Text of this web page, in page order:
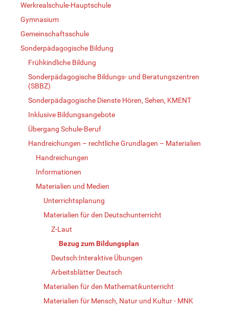
Werkrealschule-Hauptschule
Gymnasium
Gemeinschaftsschule
Sonderpädagogische Bildung
Frühkindliche Bildung
Sonderpädagogische Bildungs- und Beratungszentren
(SBBZ)
Sonderpädagogische Dienste Hören, Sehen, KMENT
Inklusive Bildungsangebote
Übergang Schule-Beruf
Handreichungen – rechtliche Grundlagen – Materialien
Handreichungen
Informationen
Materialien und Medien
Unterrichtsplanung
Materialien für den Deutschunterricht
Z-Laut
Bezug zum Bildungsplan
Deutsch:Interaktive Übungen
Arbeitsblätter Deutsch
Materialien für den Mathematikunterricht
Materialien für Mensch, Natur und Kultur - MNK